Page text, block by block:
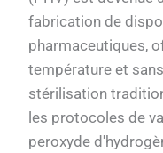
fabrication de
pharmaceutiques,
température et
stérilisation
les protocoles de
peroxyde